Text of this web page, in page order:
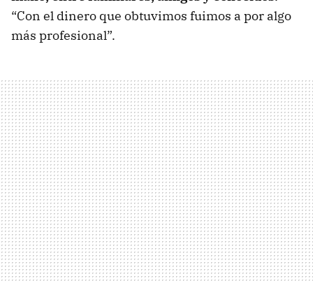
“Con el dinero que obtuvimos fuimos a por algo
más profesional”.